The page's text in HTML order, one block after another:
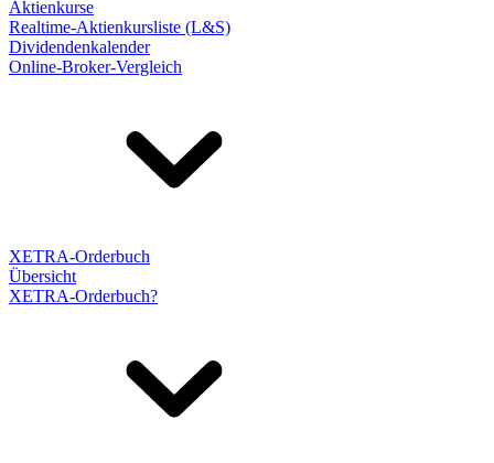
Aktienkurse
Realtime-Aktienkursliste (L&S)
Dividendenkalender
Online-Broker-Vergleich
XETRA-Orderbuch
Übersicht
XETRA-Orderbuch?